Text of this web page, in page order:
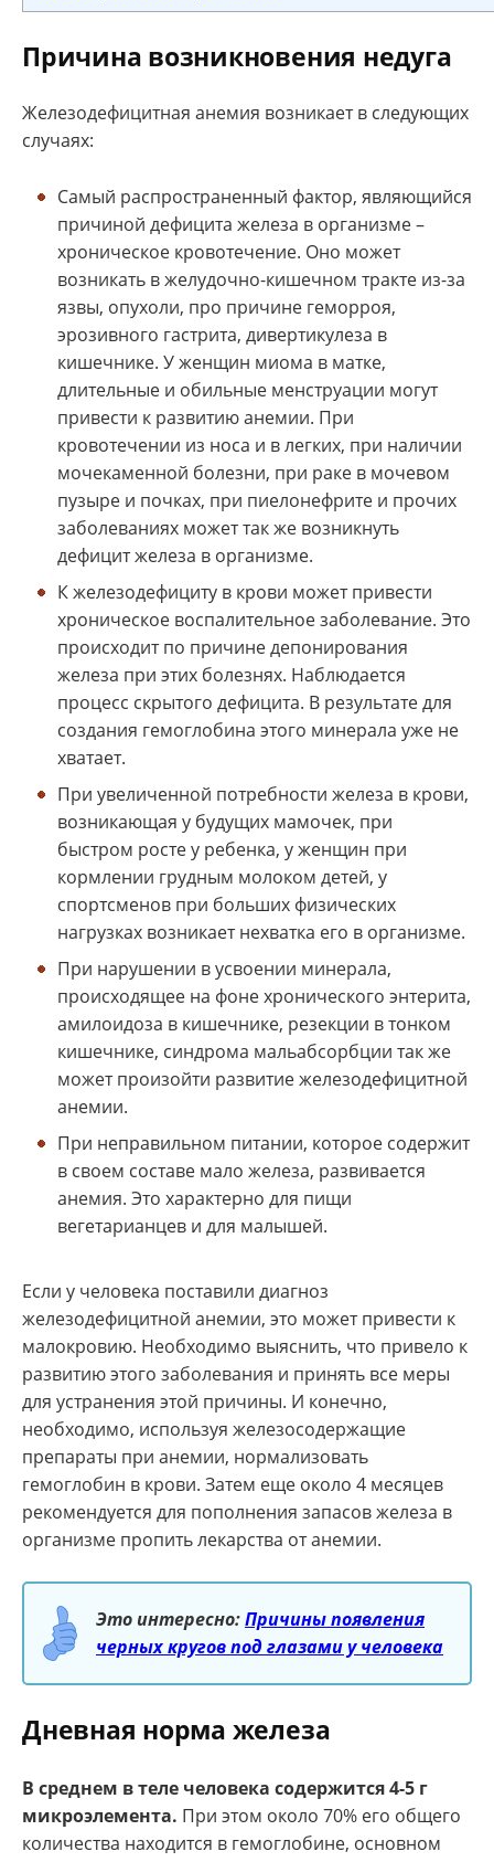
Причина возникновения недуга
Железодефицитная анемия возникает в следующих
случаях:
Самый распространенный фактор, являющийся
причиной дефицита железа в организме –
хроническое кровотечение. Оно может
возникать в желудочно-кишечном тракте из-за
язвы, опухоли, про причине геморроя,
эрозивного гастрита, дивертикулеза в
кишечнике. У женщин миома в матке,
длительные и обильные менструации могут
привести к развитию анемии. При
кровотечении из носа и в легких, при наличии
мочекаменной болезни, при раке в мочевом
пузыре и почках, при пиелонефрите и прочих
заболеваниях может так же возникнуть
дефицит железа в организме.
К железодефициту в крови может привести
хроническое воспалительное заболевание. Это
происходит по причине депонирования
железа при этих болезнях. Наблюдается
процесс скрытого дефицита. В результате для
создания гемоглобина этого минерала уже не
хватает.
При увеличенной потребности железа в крови,
возникающая у будущих мамочек, при
быстром росте у ребенка, у женщин при
кормлении грудным молоком детей, у
спортсменов при больших физических
нагрузках возникает нехватка его в организме.
При нарушении в усвоении минерала,
происходящее на фоне хронического энтерита,
амилоидоза в кишечнике, резекции в тонком
кишечнике, синдрома мальабсорбции так же
может произойти развитие железодефицитной
анемии.
При неправильном питании, которое содержит
в своем составе мало железа, развивается
анемия. Это характерно для пищи
вегетарианцев и для малышей.
Если у человека поставили диагноз
железодефицитной анемии, это может привести к
малокровию. Необходимо выяснить, что привело к
развитию этого заболевания и принять все меры
для устранения этой причины. И конечно,
необходимо, используя железосодержащие
препараты при анемии, нормализовать
гемоглобин в крови. Затем еще около 4 месяцев
рекомендуется для пополнения запасов железа в
организме пропить лекарства от анемии.
Это интересно:Причины появления
черных кругов под глазами у человека
Дневная норма железа
В среднем в теле человека содержится 4-5 г
микроэлемента. При этом около 70% его общего
количества находится в гемоглобине, основном